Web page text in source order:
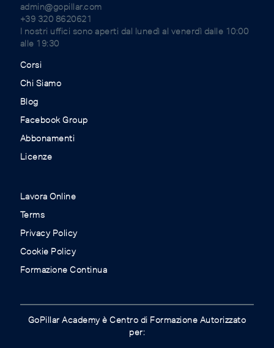
admin@gopillar.com
+39 320 8620621
I nostri uffici sono aperti dal lunedì al venerdì dalle 10:00
alle 19:30
Corsi
Chi Siamo
Blog
Facebook Group
Abbonamenti
Licenze
Lavora Online
Terms
Privacy Policy
Cookie Policy
Formazione Continua
GoPillar Academy è Centro di Formazione Autorizzato
per: